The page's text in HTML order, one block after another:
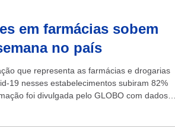
em farmácias sobem
no país
que representa as farmácias e drogarias
19 nesses estabelecimentos subiram 82%
foi divulgada pelo GLOBO com dados